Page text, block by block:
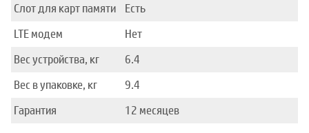
Слот для карт памяти
Есть
LTE модем
Нет
Вес устройства, кг
6.4
Вес в упаковке, кг
9.4
Гарантия
12 месяцев